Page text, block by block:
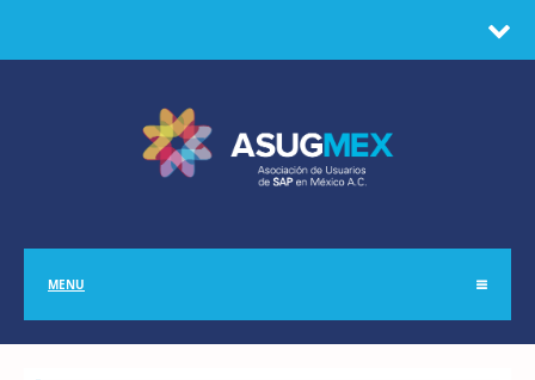
MENU